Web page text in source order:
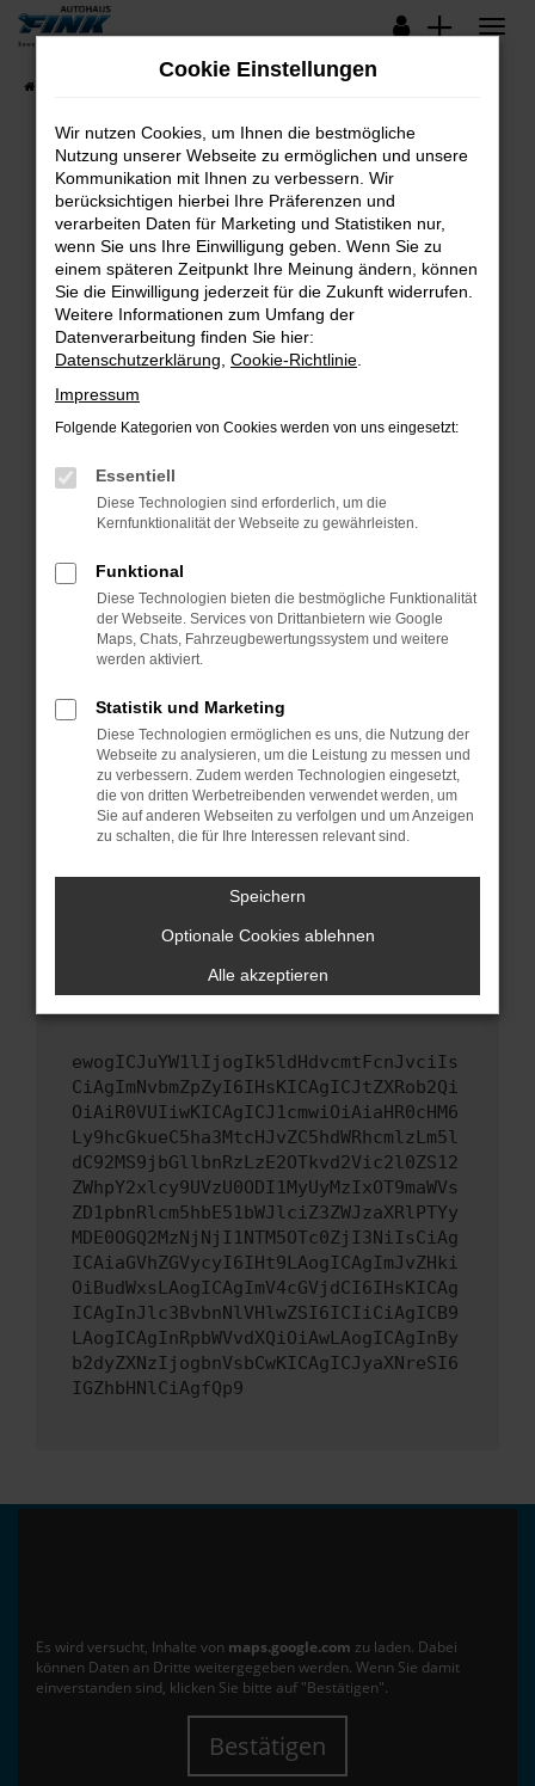
Zum
springen
Lagerfahrzeuge
Fehler: Network Error
Beim Laden ist ein Fehler aufgetreten.
Hier sind ein paar Tipps, die dir helfen können:
Überprüfe deine Firewall und deine
Internetverbindung.
Laden andere Webseiten, zum Beispiel deine
Suchmaschine?
Prüfe deine Browsererweiterungen.
können das Laden bestimmter Seiten
verhindern. Funktioniert die Seite in einem
anderen Browser oder in einem privaten
Starte dein Gerät neu.
Das kann manchmal helfen, vorübergehende
Probleme zu beheben.
Betriebssystem auf dem neuesten Stand
sind.
Veraltete Software birgt nicht nur ein
Sicherheitsrisiko, sondern kann auch dazu
führen, dass bestimmte Funktionen nicht mehr
unterstützt werden.
Wende dich an den Webseitenbetreiber.
Wenn du alle oben genannten Schritte versucht
hast, kontaktiere uns bitte. Wir werden
versuchen, das Problem zu beheben. Du kannst
uns diesen Text schicken, um uns bei der
ewogICJuYW1lIjogIk5ldHdvcmtFcnJvciIs
CiAgImNvbmZpZyI6IHsKICAgICJtZXRob2Qi
OiAiR0VUIiwKICAgICJ1cmwiOiAiaHR0cHM6
Ly9hcGkueC5ha3MtcHJvZC5hdWRhcmlzLm5l
dC92MS9jbGllbnRzLzE2OTkvd2Vic2l0ZS12
ZWhpY2xlcy9UVzU0ODI1MyUyMzIxOT9maWVs
ZD1pbnRlcm5hbE51bWJlciZ3ZWJzaXRlPTYy
MDE0OGQ2MzNjNjI1NTM5OTc0ZjI3NiIsCiAg
ICAiaGVhZGVycyI6IHt9LAogICAgImJvZHki
OiBudWxsLAogICAgImV4cGVjdCI6IHsKICAg
ICAgInJlc3BvbnNlVHlwZSI6ICIiCiAgICB9
LAogICAgInRpbWVvdXQiOiAwLAogICAgInBy
b2dyZXNzIjogbnVsbCwKICAgICJyaXNreSI6
IGZhbHNlCiAgfQp9
Es wird versucht, Inhalte von maps.google.com zu laden. Dabei
können Daten an Dritte weitergegeben werden. Wenn Sie damit
einverstanden sind, klicken Sie bitte auf "Bestätigen".
Bestätigen
Cookie Einstellungen
Wir nutzen Cookies, um Ihnen die bestmögliche
Nutzung unserer Webseite zu ermöglichen und unsere
Kommunikation mit Ihnen zu verbessern. Wir
berücksichtigen hierbei Ihre Präferenzen und
verarbeiten Daten für Marketing und Statistiken nur,
wenn Sie uns Ihre Einwilligung geben. Wenn Sie zu
einem späteren Zeitpunkt Ihre Meinung ändern, können
Sie die Einwilligung jederzeit für die Zukunft widerrufen.
Weitere Informationen zum Umfang der
Datenverarbeitung finden Sie hier:
Datenschutzerklärung Cookie-Richtlinie
Impressum
Folgende Kategorien von Cookies werden von uns eingesetzt:
Essentiell
Diese Technologien sind erforderlich, um die
Kernfunktionalität der Webseite zu gewährleisten.
Funktional
Diese Technologien bieten die bestmögliche Funktionalität
der Webseite. Services von Drittanbietern wie Google
Maps, Chats, Fahrzeugbewertungssystem und weitere
werden aktiviert.
Statistik und Marketing
Diese Technologien ermöglichen es uns, die Nutzung der
Webseite zu analysieren, um die Leistung zu messen und
zu verbessern. Zudem werden Technologien eingesetzt,
die von dritten Werbetreibenden verwendet werden, um
Sie auf anderen Webseiten zu verfolgen und um Anzeigen
zu schalten, die für Ihre Interessen relevant sind.
Speichern
Optionale Cookies ablehnen
Alle akzeptieren